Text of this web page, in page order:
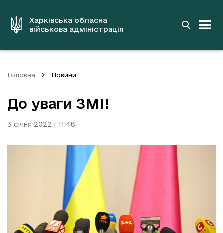
вмістуХарківська обласна
військова адміністрація
Головна Новини
До уваги ЗМІ!
3 січня 2022 | 11:48